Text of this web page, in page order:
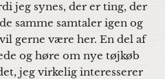
jeg synes, der er ting, der
samme samtaler igen og
gerne være her. En del af
og høre om nye tøjkøb
jeg virkelig interesserer